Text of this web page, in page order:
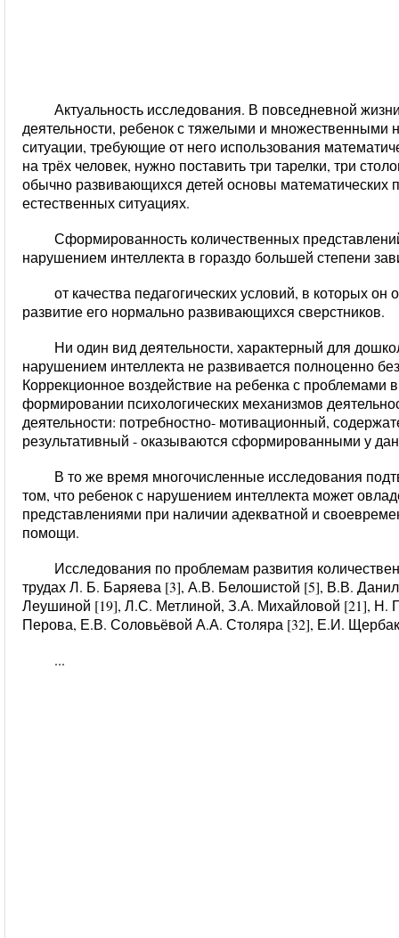
Актуальность исследования. В повседневной
деятельности, ребенок с тяжелыми и множественными
ситуации, требующие от него использования
на трёх человек, нужно поставить три тарелки, три
обычно развивающихся детей основы математических
естественных ситуациях.
Сформированность количественных
нарушением интеллекта в гораздо большей степени
от качества педагогических условий, в которых
развитие его нормально развивающихся сверстников.
Ни один вид деятельности, характерный для
нарушением интеллекта не развивается полноценно
Коррекционное воздействие на ребенка с проблемами
формировании психологических механизмов
деятельности: потребностно- мотивационный,
результативный - оказываются сформированными у
В то же время многочисленные исследования
том, что ребенок с нарушением интеллекта может
представлениями при наличии адекватной и
помощи.
Исследования по проблемам развития
трудах Л. Б. Баряева [3], А.В. Белошистой [5], В.В.
Леушиной [19], Л.С. Метлиной, З.А. Михайловой [21],
Перова, Е.В. Соловьёвой А.А. Столяра [32], Е.И.
...